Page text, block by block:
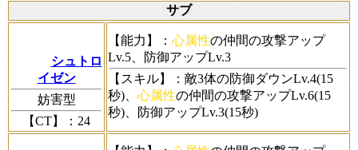
サブ
シュトロ
イゼン
妨害型
【CT】
：24
【能力】 ： 心属性の仲間の攻撃アップ
Lv.5、防御アップLv.3
【スキル】
：敵3体の防御ダウンLv.4(15
秒)、 心属性の仲間の攻撃アップLv.6(15
秒)、防御アップLv.3(15秒)